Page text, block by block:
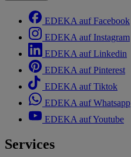
EDEKA auf Facebook
EDEKA auf Instagram
EDEKA auf Linkedin
EDEKA auf Pinterest
EDEKA auf Tiktok
EDEKA auf Whatsapp
EDEKA auf Youtube
Services